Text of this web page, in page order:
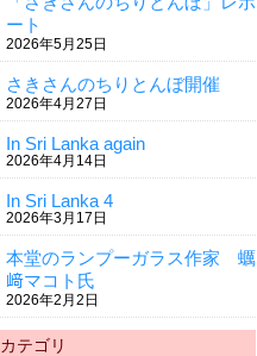
ート
2026年5月25日
さきさんのちりとんぼ開催
2026年4月27日
In Sri Lanka again
2026年4月14日
In Sri Lanka 4
2026年3月17日
本堂のランプーガラス作家 蠣
﨑マコト氏
2026年2月2日
カテゴリ